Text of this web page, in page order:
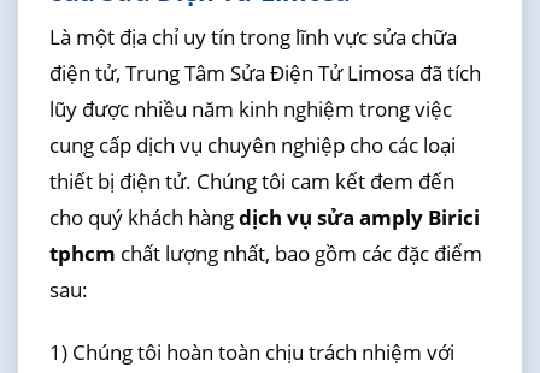
Là một địa chỉ uy tín trong lĩnh vực sửa chữa
điện tử, Trung Tâm Sửa Điện Tử Limosa đã tích
lũy được nhiều năm kinh nghiệm trong việc
cung cấp dịch vụ chuyên nghiệp cho các loại
thiết bị điện tử. Chúng tôi cam kết đem đến
cho quý khách hàngdịch vụ sửa amply Birici
tphcm chất lượng nhất, bao gồm các đặc điểm
sau:
1) Chúng tôi hoàn toàn chịu trách nhiệm với